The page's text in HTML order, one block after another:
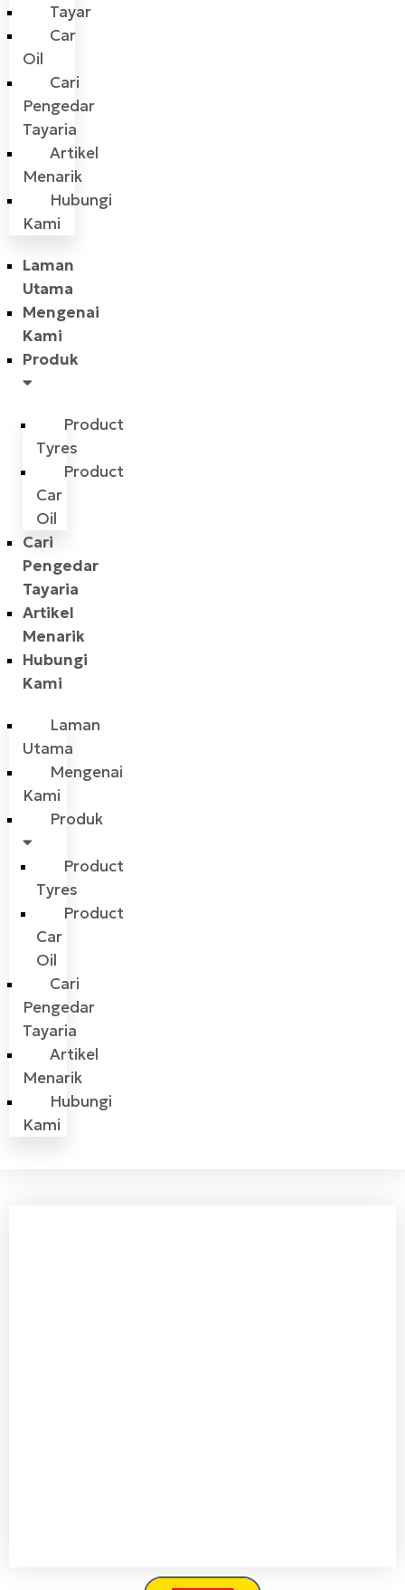
Tayar
Car
Oil
Cari
Pengedar
Tayaria
Artikel
Menarik
Hubungi
Kami
Laman
Utama
Mengenai
Kami
Produk
Product
Tyres
Product
Car
Oil
Cari
Pengedar
Tayaria
Artikel
Menarik
Hubungi
Kami
Laman
Utama
Mengenai
Kami
Produk
Product
Tyres
Product
Car
Oil
Cari
Pengedar
Tayaria
Artikel
Menarik
Hubungi
Kami